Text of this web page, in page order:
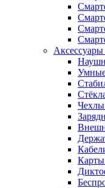
Чехлы